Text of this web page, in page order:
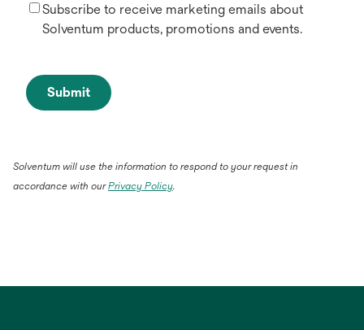
Subscribe to receive marketing emails about
Solventum products, promotions and events.
Submit
Solventum will use the information to respond to your request in
accordance with ourPrivacy Policy.